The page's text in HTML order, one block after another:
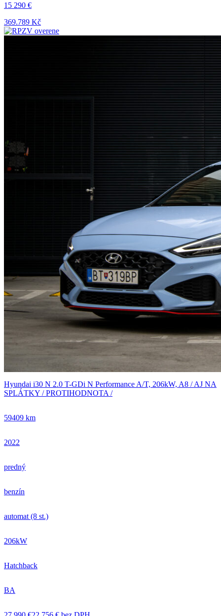
15 290 €
369.789 Kč
Hyundai i30 N 2.0 T-GDi N Performance A/T, 206kW, A8 / AJ NA
SPLÁTKY / PROTIHODNOTA /
59409 km
2022
predný
benzín
automat (8 st.)
206kW
Hatchback
BA